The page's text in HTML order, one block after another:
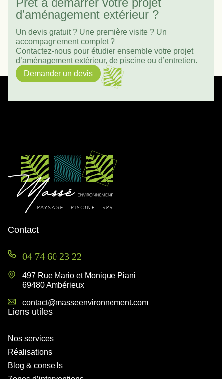
Prêt à démarrer votre projet
d’aménagement extérieur ?
Un devis gratuit ? Une première visite ? Un
accompagnement complet ?
Contactez-nous pour étudier ensemble votre projet
d’aménagement extérieur, de piscine ou d’entretien.
Demander un devis
Contact
04 74 60 23 22
497 Rue Mario et Monique Piani
69480 Ambérieux
contact@masseenvironnement.com
Liens utiles
Nos services
Réalisations
Blog & conseils